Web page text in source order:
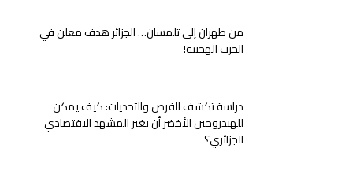
من طهران إلى تلمسان… الجزائر هدف معلن في
الحرب الهجينة!
دراسة تكشف الفرص والتحديات: كيف يمكن
للهيدروجين الأخضر أن يغير المشهد الاقتصادي
الجزائري؟